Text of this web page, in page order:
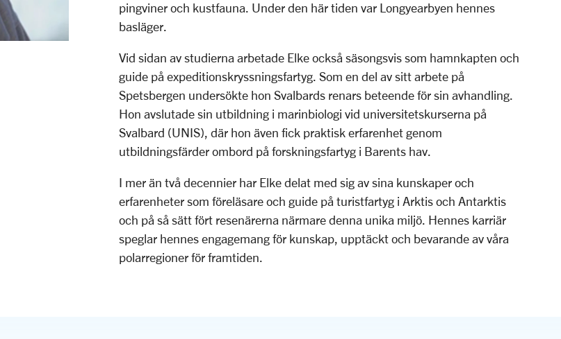
pingviner och kustfauna. Under den här tiden var Longyearbyen hennes
basläger.
Vid sidan av studierna arbetade Elke också säsongsvis som hamnkapten och
guide på expeditionskryssningsfartyg. Som en del av sitt arbete på
Spetsbergen undersökte hon Svalbards renars beteende för sin avhandling.
Hon avslutade sin utbildning i marinbiologi vid universitetskurserna på
Svalbard (UNIS), där hon även fick praktisk erfarenhet genom
utbildningsfärder ombord på forskningsfartyg i Barents hav.
I mer än två decennier har Elke delat med sig av sina kunskaper och
erfarenheter som föreläsare och guide på turistfartyg i Arktis och Antarktis
och på så sätt fört resenärerna närmare denna unika miljö. Hennes karriär
speglar hennes engagemang för kunskap, upptäckt och bevarande av våra
polarregioner för framtiden.